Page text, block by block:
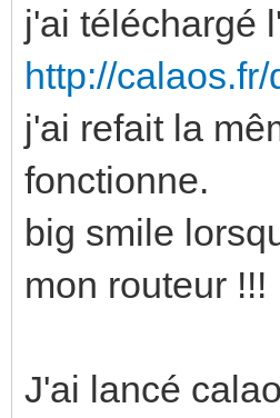
j'ai téléchargé
http://
j'ai refait la
fonctionne.
big smile
mon routeur !!!
J'ai lancé